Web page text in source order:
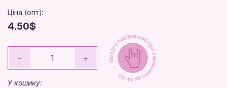
Ціна (опт):
4.50$
- +
У кошику: Швидко відправимо при замовленні до 14-00